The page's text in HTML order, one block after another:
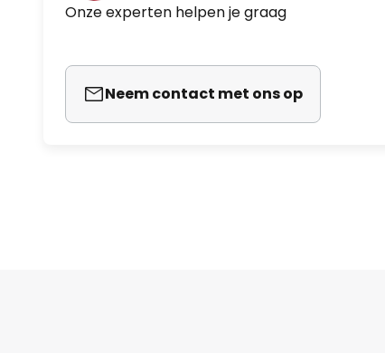
Onze experten helpen je graag
Neem contact met ons op